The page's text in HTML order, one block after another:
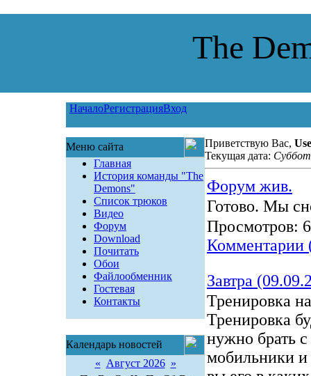
The
НачалоРегистрацияВход
Меню сайта
Главная
История команды "The
Demons"
Список трюков
Видео
Форум
Download
Почитать
Обои
Файлообменник
Гостевая
Контакты
Календарь новостей
« Август 2026 »
Приветствую Вас,
Текущая дата:
Форум жив.
Готово. Мы
Просмотров:
Комментарии
Завтра
Тренировка
Тренировка
нужно брать
мобильники и